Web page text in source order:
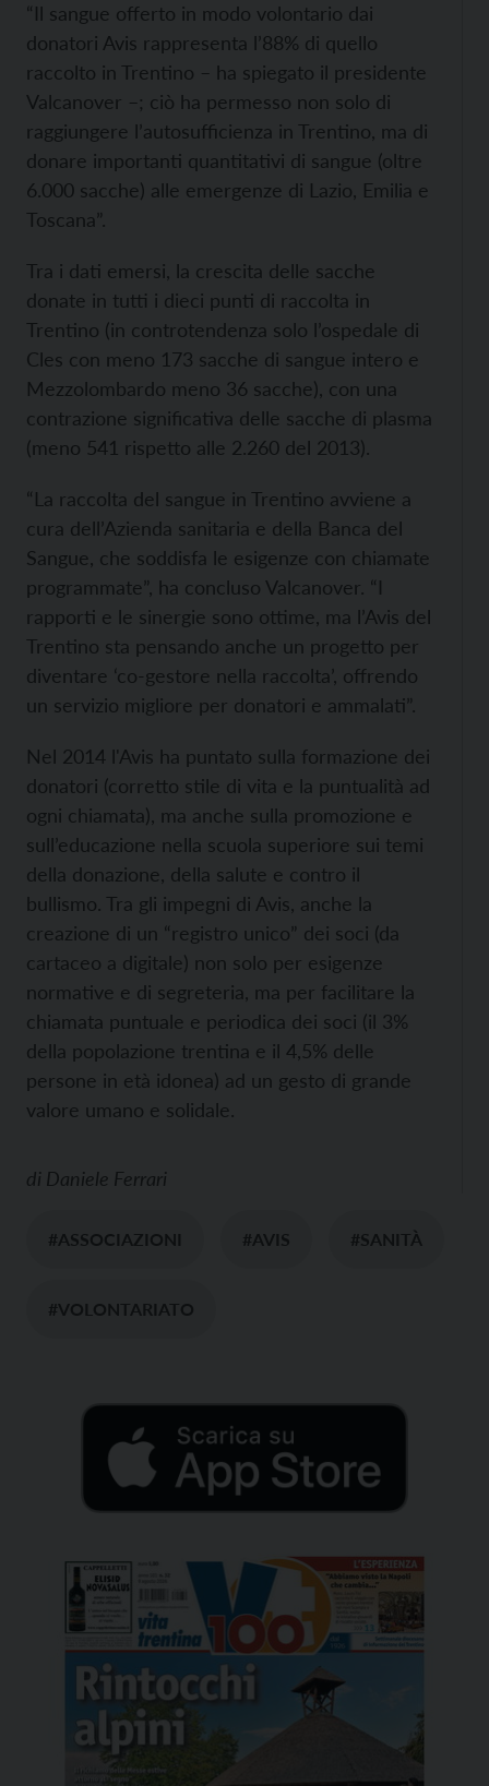
“Il sangue offerto in modo volontario dai
donatori Avis rappresenta l’88% di quello
raccolto in Trentino – ha spiegato il presidente
Valcanover –; ciò ha permesso non solo di
raggiungere l’autosufficienza in Trentino, ma di
donare importanti quantitativi di sangue (oltre
6.000 sacche) alle emergenze di Lazio, Emilia e
Toscana”.
Tra i dati emersi, la crescita delle sacche
donate in tutti i dieci punti di raccolta in
Trentino (in controtendenza solo l’ospedale di
Cles con meno 173 sacche di sangue intero e
Mezzolombardo meno 36 sacche), con una
contrazione significativa delle sacche di plasma
(meno 541 rispetto alle 2.260 del 2013).
“La raccolta del sangue in Trentino avviene a
cura dell’Azienda sanitaria e della Banca del
Sangue, che soddisfa le esigenze con chiamate
programmate”, ha concluso Valcanover. “I
rapporti e le sinergie sono ottime, ma l’Avis del
Trentino sta pensando anche un progetto per
diventare ‘co-gestore nella raccolta’, offrendo
un servizio migliore per donatori e ammalati”.
Nel 2014 l'Avis ha puntato sulla formazione dei
donatori (corretto stile di vita e la puntualità ad
ogni chiamata), ma anche sulla promozione e
sull’educazione nella scuola superiore sui temi
della donazione, della salute e contro il
bullismo. Tra gli impegni di Avis, anche la
creazione di un “registro unico” dei soci (da
cartaceo a digitale) non solo per esigenze
normative e di segreteria, ma per facilitare la
chiamata puntuale e periodica dei soci (il 3%
della popolazione trentina e il 4,5% delle
persone in età idonea) ad un gesto di grande
valore umano e solidale.
di Daniele Ferrari
#ASSOCIAZIONI #AVIS #SANITÀ
#VOLONTARIATO